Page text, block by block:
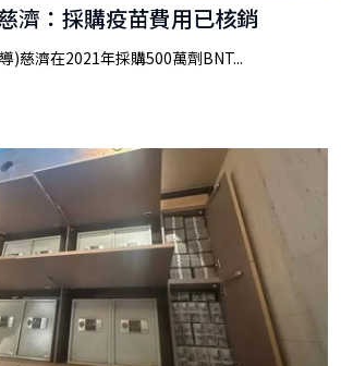
：採購疫苗費用已核銷
)慈濟在2021年採購500萬劑BNT...